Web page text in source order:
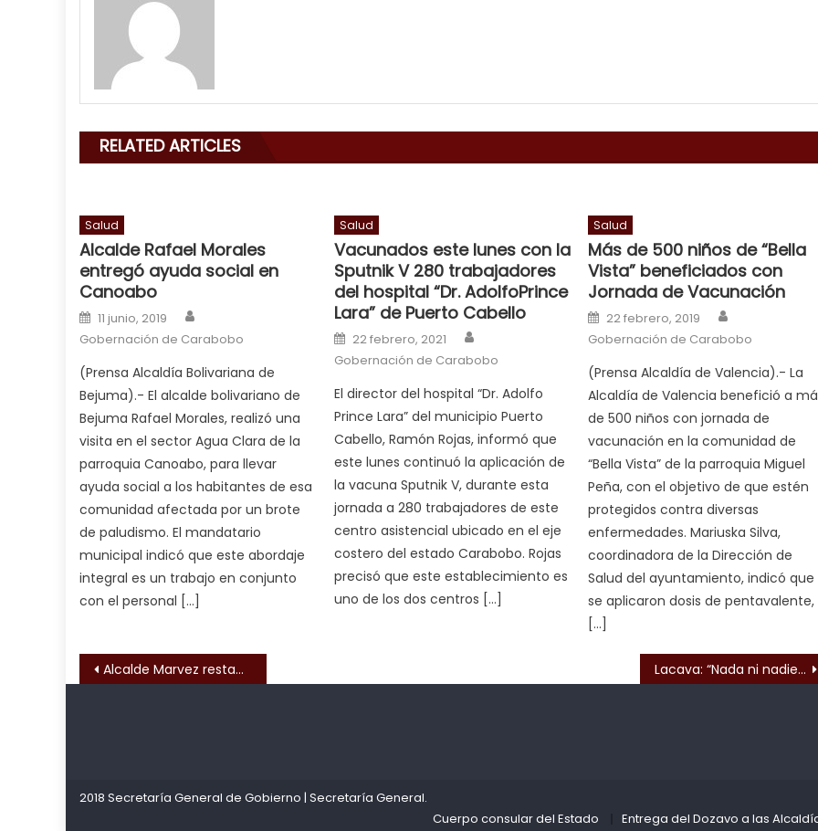
his
cum,
a
cuckold,
nice
milf
in
squirting,
आपक
न
क
द,
sexy
long
RELATED ARTICLES
Salud
Alcalde Rafael Morales
entregó ayuda social en
Canoabo
Posted on
11 junio, 2019
Gobernación de Carabobo
(Prensa Alcaldía Bolivariana de
Bejuma).- El alcalde bolivariano de
Bejuma Rafael Morales, realizó una
visita en el sector Agua Clara de la
parroquia Canoabo, para llevar
ayuda social a los habitantes de esa
comunidad afectada por un brote
de paludismo. El mandatario
municipal indicó que este abordaje
integral es un trabajo en conjunto
con el personal […]
Salud
Vacunados este lunes con la
Sputnik V 280 trabajadores
del hospital “Dr. AdolfoPrince
Lara” de Puerto Cabello
Posted on
22 febrero, 2021
Gobernación de Carabobo
El director del hospital “Dr. Adolfo
Prince Lara” del municipio Puerto
Cabello, Ramón Rojas, informó que
este lunes continuó la aplicación de
la vacuna Sputnik V, durante esta
jornada a 280 trabajadores de este
centro asistencial ubicado en el eje
costero del estado Carabobo. Rojas
precisó que este establecimiento es
uno de los dos centros […]
Salud
Más de 500 niños de “Bella
Vista” beneficiados con
Jornada de Vacunación
Posted on
22 febrero, 2019
Gobernación de Carabobo
(Prensa Alcaldía de Valencia).- La
Alcaldía de Valencia benefició a
de 500 niños con jornada de
vacunación en la comunidad de
“Bella Vista” de la parroquia Miguel
Peña, con el objetivo de que estén
protegidos contra diversas
enfermedades. Mariuska Silva,
coordinadora de la Dirección de
Salud del ayuntamiento, indicó que
se aplicaron dosis de pentavalente,
[…]
Navegación de entradas
Alcalde Marvez restauró integralmente iglesia San Francisco Santuario de José Gregorio Hernández Lacava: “Nada ni nadie podrá contra la fuerza del pueblo venezolano”
Escort
siteler
2018 Secretaría General de Gobierno | Secretaría General.
Cuerpo consular del Estado
Entrega del Dozavo a las